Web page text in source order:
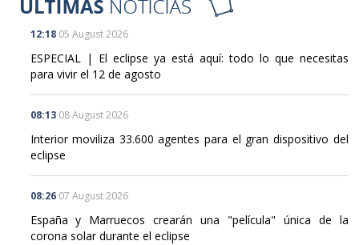
12:18 05 August 2026
ESPECIAL | El eclipse ya está aquí: todo lo que necesitas
para vivir el 12 de agosto
08:13 08 August 2026
Interior moviliza 33.600 agentes para el gran dispositivo del
eclipse
08:26 07 August 2026
España y Marruecos crearán una "película" única de la
corona solar durante el eclipse